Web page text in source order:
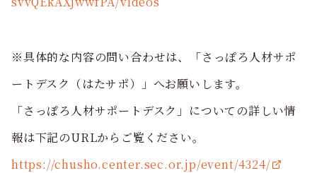
※具体的な内容の問い合わせは、「さっぽろ人材サポ
ートデスク（はたサポ）」へお願いします。
「さっぽろ人材サポートデスク」についての詳しい情
報は下記のURLからご覧ください。
https://chusho.center.sec.or.jp/event/4324/